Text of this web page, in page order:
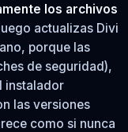
los archivos
actualizas Divi
porque las
de seguridad),
instalador
las versiones
como si nunca